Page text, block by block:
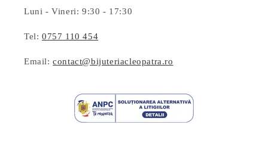
Luni - Vineri: 9:30 - 17:30
Tel:0757 110 454
Email:contact@bijuteriacleopatra.ro